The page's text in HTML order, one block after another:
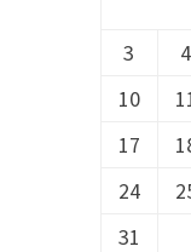
3
4
10
17
24
31